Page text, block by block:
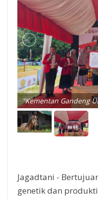
"Kementan Gandeng
Jagadtani -
genetik dan